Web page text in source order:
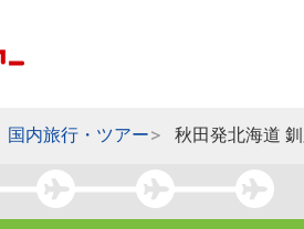
国内旅行・ツアー 秋田発北海道